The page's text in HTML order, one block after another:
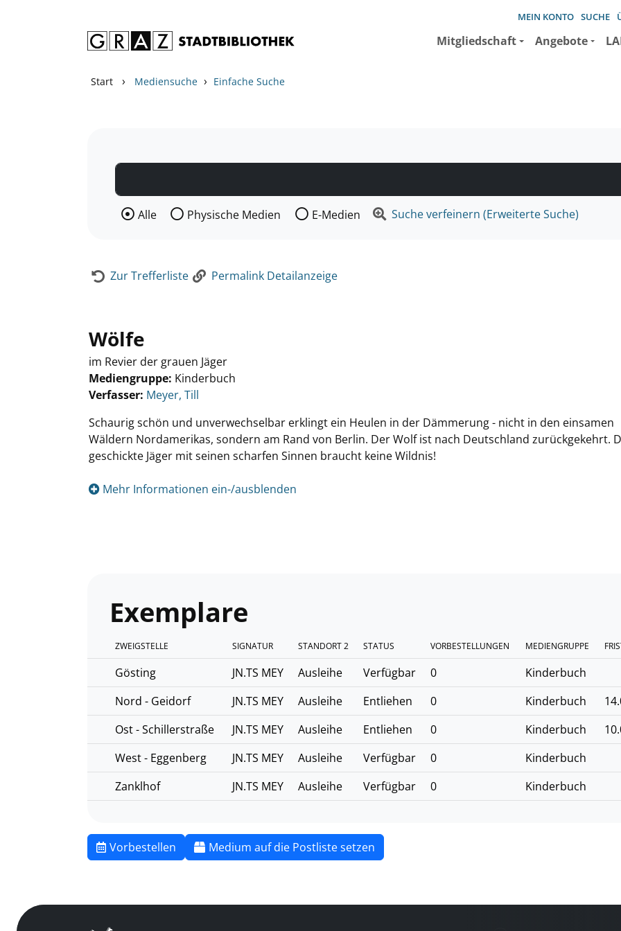
MEIN KONTO SUCHE
Mitgliedschaft Angebote
Start › Mediensuche › Einfache Suche
Wählen Sie die Medienart nach der Sie suchen wollen.
Alle Physische Medien E-Medien Suche verfeinern (Erweiterte Suche)
Zur Trefferliste Permalink Detailanzeige
Wölfe
im Revier der grauen Jäger
Mediengruppe: Kinderbuch
Verfasser: Suche nach diesem Verfasser
Meyer, Till
Schaurig schön und unverwechselbar erklingt ein Heulen in der Dämmerung - nicht in den einsamen
Wäldern Nordamerikas, sondern am Rand von Berlin. Der Wolf ist nach Deutschland zurückgekehrt.
geschickte Jäger mit seinen scharfen Sinnen braucht keine Wildnis!
Mehr Informationen ein-/ausblenden
Exemplare
ZWEIGSTELLE SIGNATUR STANDORT 2 STATUS VORBESTELLUNGEN MEDIENGRUPPE
Gösting JN.TS MEY Ausleihe Verfügbar 0
Kinderbuch
Nord - Geidorf
JN.TS MEY Ausleihe Entliehen 0 Kinderbuch
Ost - Schillerstraße
JN.TS MEY Ausleihe Entliehen 0 Kinderbuch
West - Eggenberg
JN.TS MEY Ausleihe Verfügbar 0
Kinderbuch
Zanklhof
JN.TS MEY Ausleihe Verfügbar 0 Kinderbuch
Vorbestellen Medium auf die Postliste setzen